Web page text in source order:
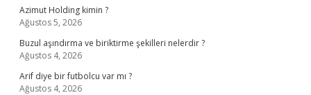
Azimut Holding kimin ?
Ağustos 5, 2026
Buzul aşındırma ve biriktirme şekilleri nelerdir ?
Ağustos 4, 2026
Arif diye bir futbolcu var mı ?
Ağustos 4, 2026